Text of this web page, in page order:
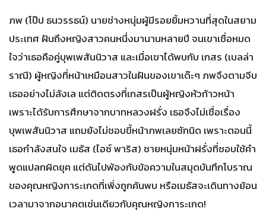
ภพ (โป๊ป ธนวรรธน์) นายช่างหนุ่มผู้มีรอยยิ้มหวานที่สุดในสยาม
ประเทศ ฝันถึงหญิงสาวคนหนึ่งมานานหลายปี จนเขาเชื่อหมด
ใจว่าเธอคือคู่บุพเพสันนิวาส และเมื่อเขาได้พบกับ เกสร (เบลล่า
ราณี) ผู้หญิงที่หน้าเหมือนสาวในฝันของเขาเด๊ะๆ ภพจึงตามจีบ
เธออย่างไม่ลังเล แต่ติดตรงที่เกสรเป็นผู้หญิงหัวก้าวหน้า
เพราะได้รับการศึกษาจากบาทหลวงฝรั่ง เธอจึงไม่เชื่อเรื่อง
บุพเพสันนิวาส แถมยังไม่ชอบขี้หน้าภพเลยซักนิด เพราะตอนนี้
เธอกำลังสนใจ เมธัส (ไอซ์ พาริส) ชายหนุ่มหน้าฝรั่งที่ชอบใช้คำ
พูดแปลกผิดยุค แต่ดันไปพ้องกับข้อความในสมุดบันทึกโบราณ
ของคุณหญิงการะเกดที่เพิ่งถูกค้นพบ หรือเมธัสจะเดินทางย้อน
เวลามาจากอนาคตเช่นเดียวกับคุณหญิงการะเกด!